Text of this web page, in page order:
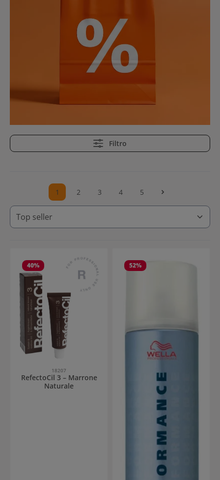
Filtro
Pagina
1 Pagina
2 Pagina
3 Pagina
4 Pagina
5
40%
18207
RefectoCil 3 – Marrone
Naturale
52%